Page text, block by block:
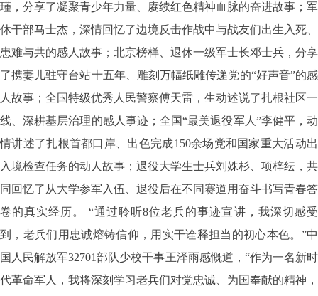
瑾，分享了凝聚青少年力量、赓续红色精神血脉的奋进故事；军
休干部马士杰，深情回忆了边境反击作战中与战友们出生入死、
患难与共的感人故事；北京榜样、退休一级军士长邓士兵，分享
了携妻儿驻守台站十五年、雕刻万幅纸雕传递党的“好声音”的感
人故事；全国特级优秀人民警察傅天雷，生动述说了扎根社区一
线、深耕基层治理的感人事迹；全国“最美退役军人”李健平，动
情讲述了扎根首都口岸、出色完成150余场党和国家重大活动出
入境检查任务的动人故事；退役大学生士兵刘姝杉、项梓纭，共
同回忆了从大学参军入伍、退役后在不同赛道用奋斗书写青春答
卷的真实经历。 “通过聆听8位老兵的事迹宣讲，我深切感受
到，老兵们用忠诚熔铸信仰，用实干诠释担当的初心本色。”中
国人民解放军32701部队少校干事王泽雨感慨道，“作为一名新时
代革命军人，我将深刻学习老兵们对党忠诚、为国奉献的精神，